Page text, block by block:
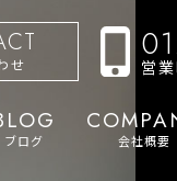
せ 営
ブログ 会社概要